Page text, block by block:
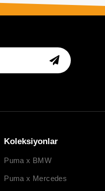
Koleksiyonlar
Puma x BMW
Puma x Mercedes